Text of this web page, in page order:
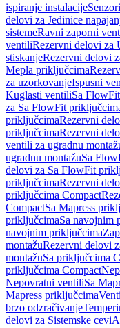
ispiranje instalacijeSenzori
delovi za Jedinice
sistemeRavni zaporni
ventiliRezervni delovi za
stiskanjeRezervni delovi
Mepla priključcima
za uzorkovanjeIspusni
Kuglasti ventiliSa
za Sa FlowFit
priključcimaRezervni
priključcimaRezervni
ventili za ugradnu
ugradnu montažuSa
delovi za Sa FlowFit
priključcimaRezervni
priključcima Compact
CompactSa Mapress
priključcimaSa navojnim
navojnim priključcima
montažuRezervni delovi
montažuSa priključcima
priključcima Compact
Nepovratni ventiliSa
Mapress priključcima
brzo odzračivanje
delovi za Sistemske cevi